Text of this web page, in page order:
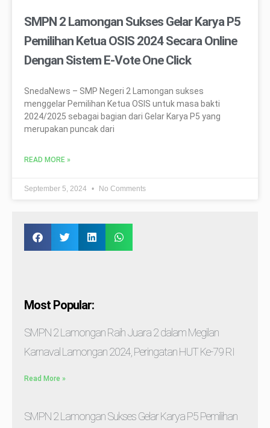
SMPN 2 Lamongan Sukses Gelar Karya P5
Pemilihan Ketua OSIS 2024 Secara Online
Dengan Sistem E-Vote One Click
SnedaNews – SMP Negeri 2 Lamongan sukses
menggelar Pemilihan Ketua OSIS untuk masa bakti
2024/2025 sebagai bagian dari Gelar Karya P5 yang
merupakan puncak dari
READ MORE »
September 5, 2024 No Comments
Most Popular:
SMPN 2 Lamongan Raih Juara 2 dalam Megilan
Karnaval Lamongan 2024, Peringatan HUT Ke-79 RI
Read More »
SMPN 2 Lamongan Sukses Gelar Karya P5 Pemilihan